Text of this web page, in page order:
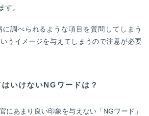
す。
調べられるような項目を質問してしまう
うイメージを与えてしまうので注意が必要
いけないNGワードは？
にあまり良い印象を与えない「NGワード」